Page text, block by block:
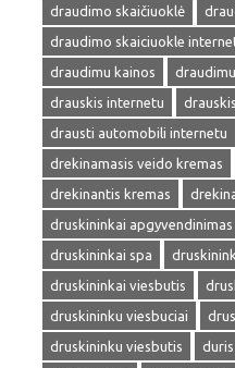
draudimo skaičiuoklė
draudimo skaiciuokle
draudimu kainos
drauskis internetu
drausti automobili internetu
drekinamasis veido kremas
drekinantis kremas
druskininkai apgyvendinimas
druskininkai spa
druskininkai viesbutis
druskininku viesbuciai
druskininku viesbutis
duris